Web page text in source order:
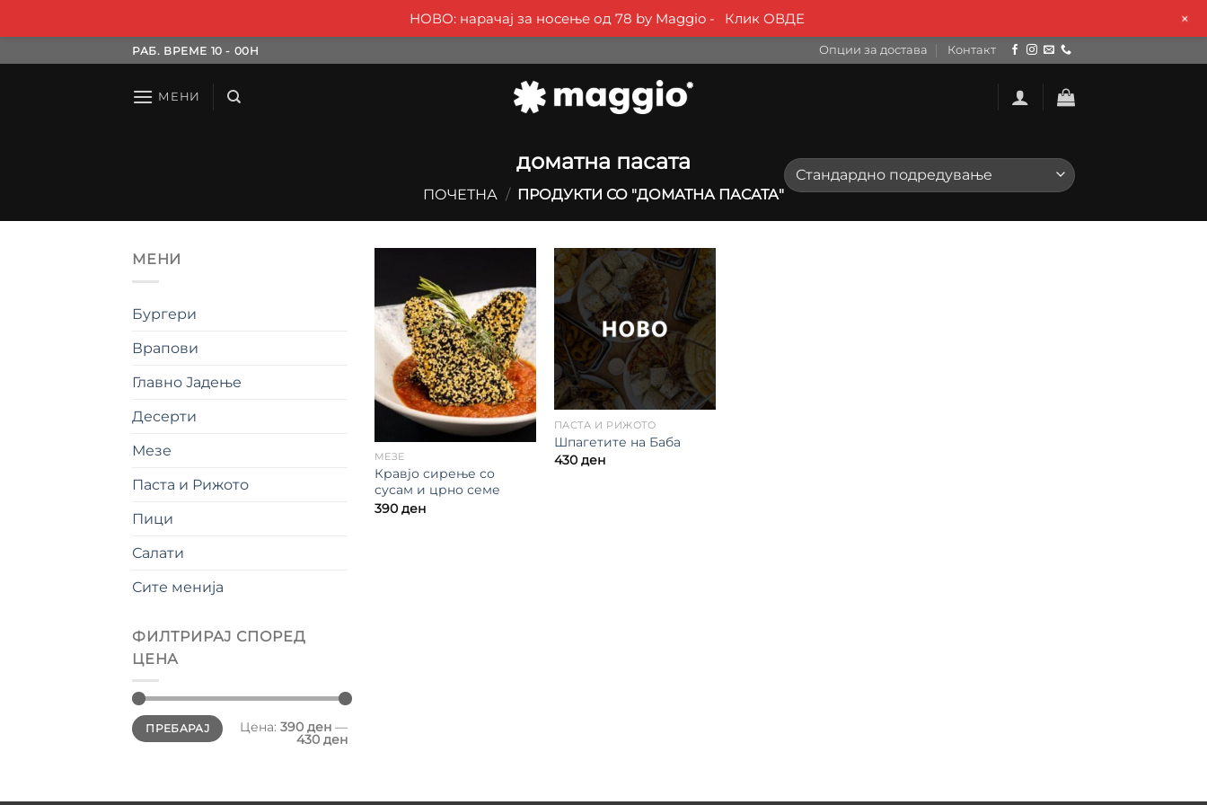
to
РАБ. ВРЕМЕ 10 - 00H Опции за достава Контакт
МЕНИ
доматна пасата
ПОЧЕТНА / ПРОДУКТИ СО "ДОМАТНА ПАСАТА"
МЕНИ
Бургери
Врапови
Главно Јадење
Десерти
Мезе
Паста и Рижото
Пици
Салати
Сите менија
ФИЛТРИРАЈ СПОРЕД
ЦЕНА
Мин.
цена
Максимална
ценаПРЕБАРАЈ Цена: 390 ден —
430 ден
МЕЗЕ
Кравјо сирење со
сусам и црно семе
390ден
ПАСТА И РИЖОТО
Шпагетите на Баба
430ден
НОВО: нарачај за носење од 78 by Maggio - Клик ОВДЕ +